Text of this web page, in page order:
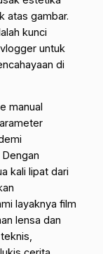
atas gambar.
kunci
untuk
di
manual
kali lipat dari
layaknya film
lensa dan